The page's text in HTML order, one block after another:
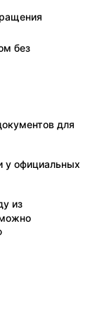
без
для
у официальных
из